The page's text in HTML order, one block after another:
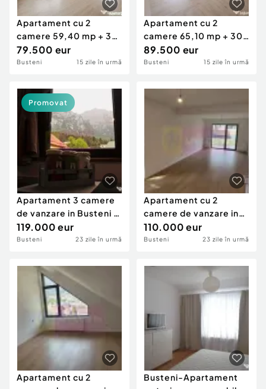
Apartament cu 2
camere 59,40 mp + 30
mp pod - Busteni - c...
79.500 eur
Busteni 15 zile în urmă
Apartament cu 2
camere 65,10 mp + 30
mp pod - vedere la m...
89.500 eur
Busteni 15 zile în urmă
Apartament 3 camere
de vanzare in Busteni 5
min partia Ka...
119.000 eur
Busteni 23 zile în urmă
Promovat
Apartament cu 2
camere de vanzare in
Busteni, curte si lo...
110.000 eur
Busteni 23 zile în urmă
Apartament cu 2
Busteni-Apartament